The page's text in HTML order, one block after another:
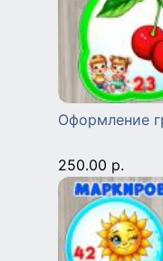
Оформление
250.00 р.